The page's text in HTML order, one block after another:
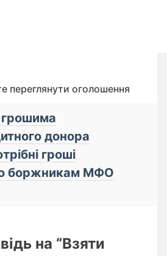
переглянути оголошення
донора
гроші
боржникам МФО
на “Взяти